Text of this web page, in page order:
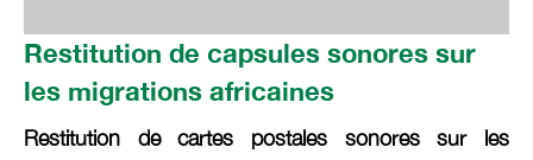
Restitution de capsules sonores sur
les migrations africaines
Restitution de cartes postales sonores sur les